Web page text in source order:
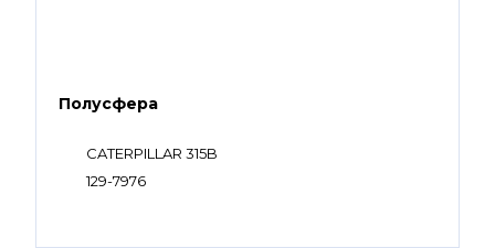
Полусфера
CATERPILLAR 315B
129-7976